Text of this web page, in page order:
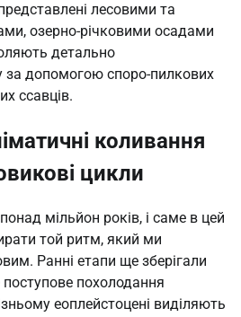
лесовими та
озерно-річковими осадами
детально
за допомогою споро-пилкових
ссавців.
коливання
цикли
мільйон років, і саме в цей
той ритм, який ми
Ранні етапи ще зберігали
поступове похолодання
еоплейстоцені виділяють